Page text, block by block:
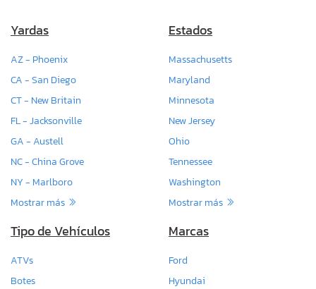
Yardas
AZ - Phoenix
CA - San Diego
CT - New Britain
FL - Jacksonville
GA - Austell
NC - China Grove
NY - Marlboro
Mostrar más
Estados
Massachusetts
Maryland
Minnesota
New Jersey
Ohio
Tennessee
Washington
Mostrar más
Tipo de Vehículos
ATVs
Botes
Marcas
Ford
Hyundai